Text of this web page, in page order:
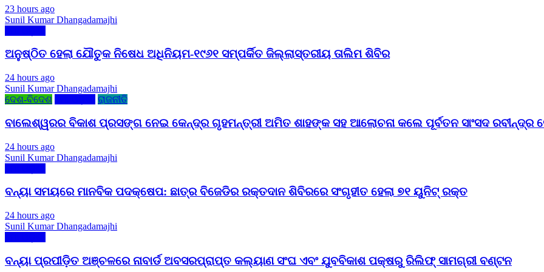
23 hours ago
Sunil Kumar Dhangadamajhi
ଅନୁଷ୍ଠିତ ହେଲା ଯୌତୁକ ନିଷେଧ ଅଧିନିୟମ-୧୯୬୧ ସମ୍ପର୍କିତ ଜିଲ୍ଲାସ୍ତରୀୟ ତାଲିମ ଶିବିର
24 hours ago
Sunil Kumar Dhangadamajhi
ଦେଶ-ବିଦେଶ
ରାଜନୀତି
ବାଲେଶ୍ୱରର ବିକାଶ ପ୍ରସଙ୍ଗ ନେଇ କେନ୍ଦ୍ର ଗୃହମନ୍ତ୍ରୀ ଅମିତ ଶାହଙ୍କ ସହ ଆଲୋଚନା କଲେ ପୂର୍ବତନ ସାଂସଦ ରବୀନ୍ଦ୍ର
24 hours ago
Sunil Kumar Dhangadamajhi
ବନ୍ୟା ସମୟରେ ମାନବିକ ପଦକ୍ଷେପ: ଛାତ୍ର ବିଜେଡିର ରକ୍ତଦାନ ଶିବିରରେ ସଂଗୃହୀତ ହେଲା ୭୧ ୟୁନିଟ୍ ରକ୍ତ
24 hours ago
Sunil Kumar Dhangadamajhi
ବନ୍ୟା ପ୍ରପୀଡ଼ିତ ଅଞ୍ଚଳରେ ନାବାର୍ଡ ଅବସରପ୍ରାପ୍ତ କଲ୍ୟାଣ ସଂଘ ଏବଂ ଯୁବବିକାଶ ପକ୍ଷରୁ ରିଲିଫ୍ ସାମଗ୍ରୀ ବଣ୍ଟନ